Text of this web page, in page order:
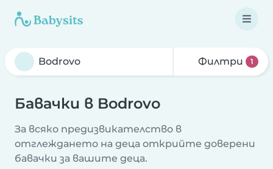
Филтри 1
Бавачки в Bodrovo
За всяко предизвикателство в
отглеждането на деца открийте доверени
бавачки за вашите деца.